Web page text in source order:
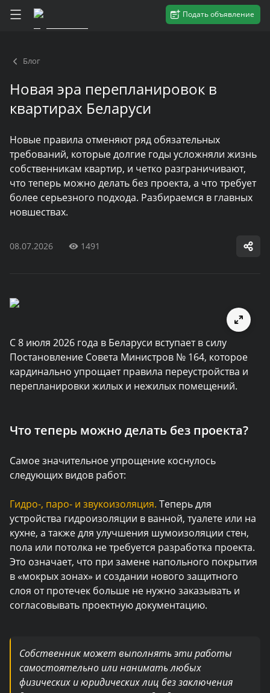
Подать объявление
Блог
Новая эра перепланировок в
квартирах Беларуси
Новые правила отменяют ряд обязательных
требований, которые долгие годы усложняли жизнь
собственникам квартир, и четко разграничивают,
что теперь можно делать без проекта, а что требует
более серьезного подхода. Разбираемся в главных
новшествах.
08.07.2026 1491
С 8 июля 2026 года в Беларуси вступает в силу
Постановление Совета Министров № 164, которое
кардинально упрощает правила переустройства и
перепланировки жилых и нежилых помещений.
Что теперь можно делать без проекта?
Самое значительное упрощение коснулось
следующих видов работ:
Гидро-, паро- и звукоизоляция. Теперь для
устройства гидроизоляции в ванной, туалете или на
кухне, а также для улучшения шумоизоляции стен,
пола или потолка не требуется разработка проекта.
Это означает, что при замене напольного покрытия
в «мокрых зонах» и создании нового защитного
слоя от протечек больше не нужно заказывать и
согласовывать проектную документацию.
Собственник может выполнять эти работы
самостоятельно или нанимать любых
физических и юридических лиц без заключения